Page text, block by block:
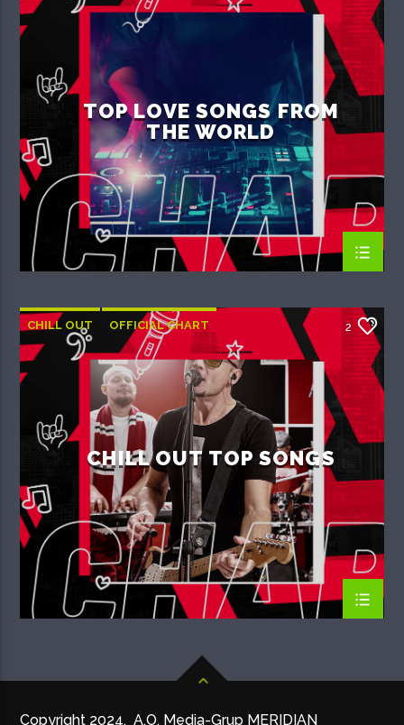
SPRING CHART
TOP LOVE SONGS FROM
THE WORLD
CHILL OUT OFFICIAL CHART
SUMMER CHART
2
CHILL OUT TOP SONGS
Copyright 2024. A.O. Media-Grup MERIDIAN